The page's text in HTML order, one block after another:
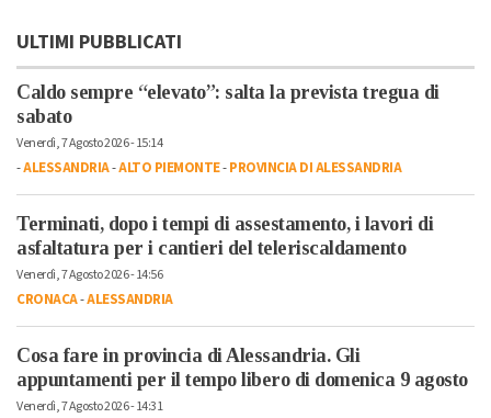
ULTIMI PUBBLICATI
Caldo sempre “elevato”: salta la prevista tregua di
sabato
Venerdì, 7 Agosto 2026 - 15:14
-ALESSANDRIA-ALTO PIEMONTE-PROVINCIA DI ALESSANDRIA
Terminati, dopo i tempi di assestamento, i lavori di
asfaltatura per i cantieri del teleriscaldamento
Venerdì, 7 Agosto 2026 - 14:56
CRONACA-ALESSANDRIA
Cosa fare in provincia di Alessandria. Gli
appuntamenti per il tempo libero di domenica 9 agosto
Venerdì, 7 Agosto 2026 - 14:31